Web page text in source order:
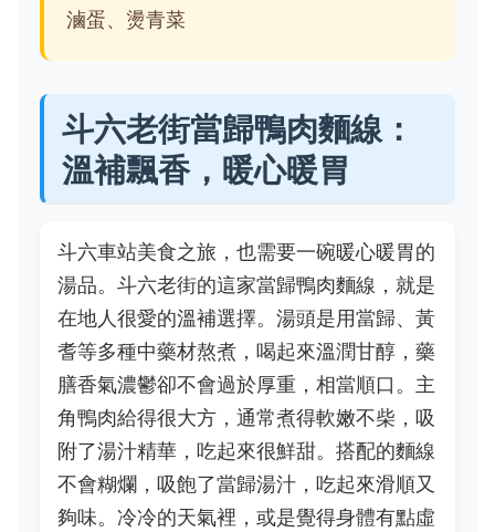
滷蛋、燙青菜
斗六老街當歸鴨肉麵線：
溫補飄香，暖心暖胃
斗六車站美食之旅，也需要一碗暖心暖胃的
湯品。斗六老街的這家當歸鴨肉麵線，就是
在地人很愛的溫補選擇。湯頭是用當歸、黃
耆等多種中藥材熬煮，喝起來溫潤甘醇，藥
膳香氣濃鬱卻不會過於厚重，相當順口。主
角鴨肉給得很大方，通常煮得軟嫩不柴，吸
附了湯汁精華，吃起來很鮮甜。搭配的麵線
不會糊爛，吸飽了當歸湯汁，吃起來滑順又
夠味。冷冷的天氣裡，或是覺得身體有點虛